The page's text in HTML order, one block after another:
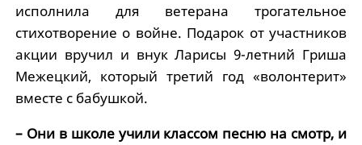
исполнила для ветерана трогательное
стихотворение о войне. Подарок от участников
акции вручил и внук Ларисы 9-летний Гриша
Межецкий, который третий год «волонтерит»
вместе с бабушкой.
– Они в школе учили классом песню на смотр, и